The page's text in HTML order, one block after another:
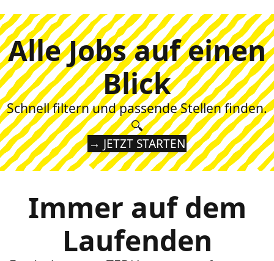
Alle Jobs auf einen
Blick
Schnell filtern und passende Stellen finden.
🔍
→ JETZT STARTEN
Immer auf dem
Laufenden